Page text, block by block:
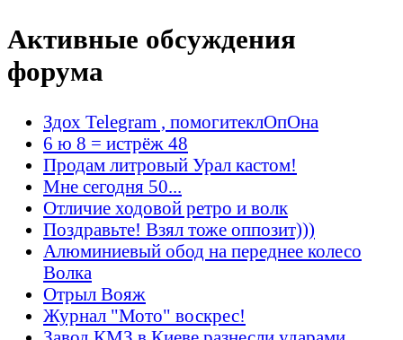
Активные обсуждения
форума
Здох Telegram , помогитеклОпОна
6 ю 8 = истрёж 48
Продам литровый Урал кастом!
Мне сегодня 50...
Отличие ходовой ретро и волк
Поздравьте! Взял тоже оппозит)))
Алюминиевый обод на переднее колесо
Волка
Отрыл Вояж
Журнал "Мото" воскрес!